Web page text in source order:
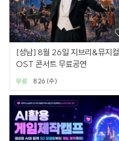
[성남] 8월 26일 지브리&뮤지컬
OST 콘서트 무료공연
8.26 (수)
무료